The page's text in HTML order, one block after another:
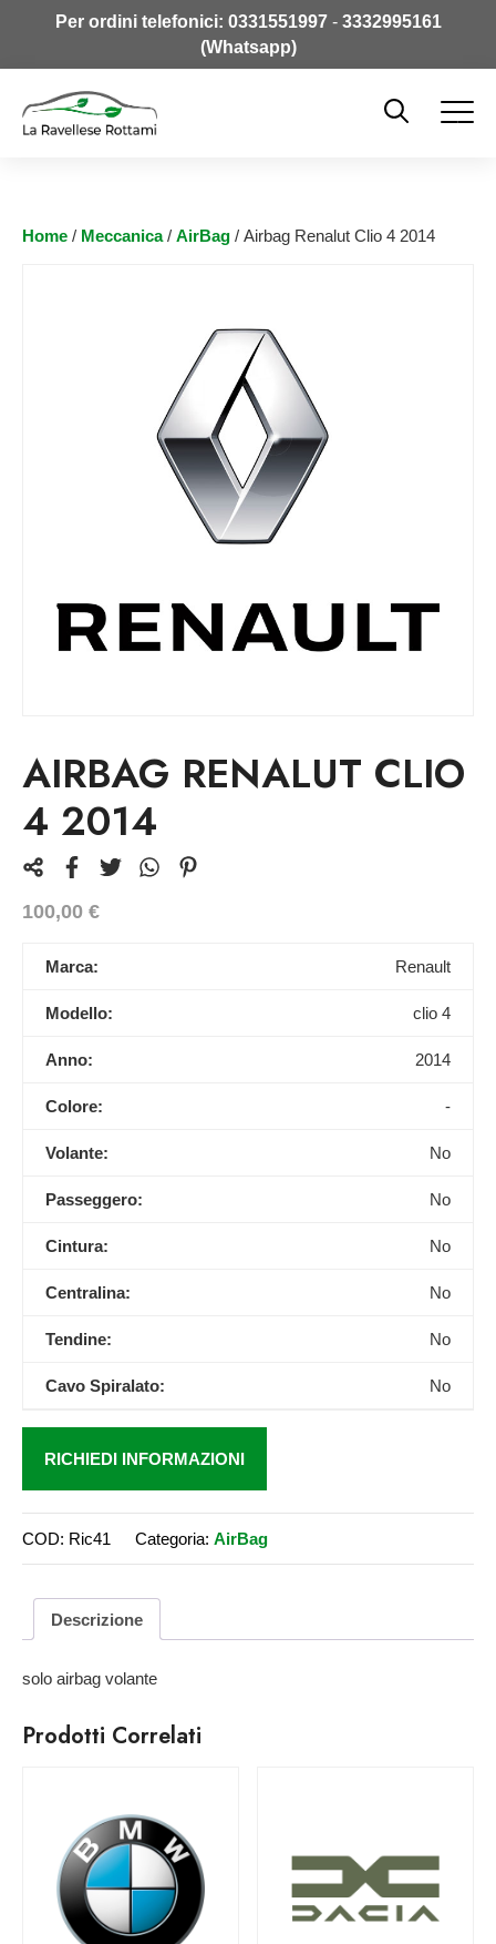
Per ordini telefonici: 0331551997- 3332995161
(Whatsapp)
Home / Meccanica/ AirBag / Airbag Renalut Clio 4 2014
AIRBAG RENALUT CLIO
4 2014
100,00 €
Marca: Renault
Modello: clio 4
Anno: 2014
Colore: -
Volante: No
Passeggero: No
Cintura: No
Centralina: No
Tendine: No
Cavo Spiralato: No
RICHIEDI INFORMAZIONI
COD: Ric41 Categoria: AirBag
Descrizione
solo airbag volante
Prodotti Correlati